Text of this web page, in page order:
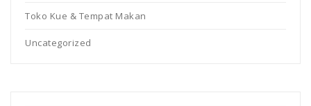
Toko Kue & Tempat Makan
Uncategorized